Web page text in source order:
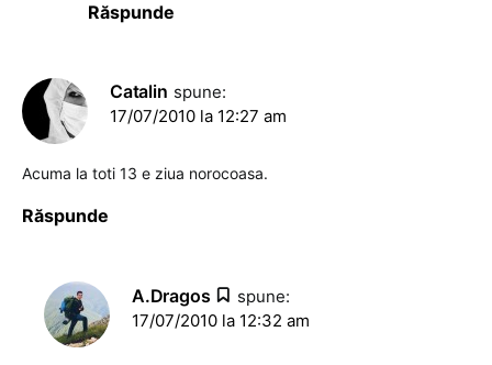
Răspunde
Catalin spune:
17/07/2010 la 12:27 am
Acuma la toti 13 e ziua norocoasa.
Răspunde
A.Dragos
spune:
17/07/2010 la 12:32 am